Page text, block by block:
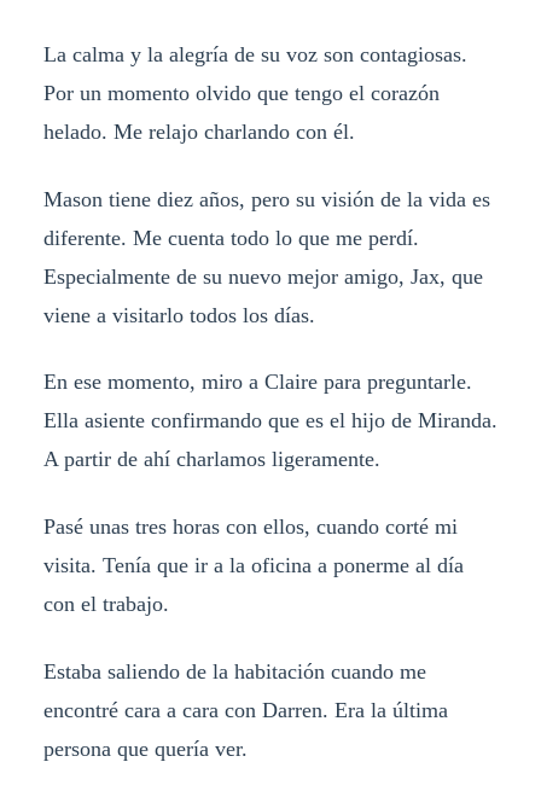
La calma y la alegría de su voz son contagiosas.
Por un momento olvido que tengo el corazón
helado. Me relajo charlando con él.
Mason tiene diez años, pero su visión de la vida es
diferente. Me cuenta todo lo que me perdí.
Especialmente de su nuevo mejor amigo, Jax, que
viene a visitarlo todos los días.
En ese momento, miro a Claire para preguntarle.
Ella asiente confirmando que es el hijo de Miranda.
A partir de ahí charlamos ligeramente.
Pasé unas tres horas con ellos, cuando corté mi
visita. Tenía que ir a la oficina a ponerme al día
con el trabajo.
Estaba saliendo de la habitación cuando me
encontré cara a cara con Darren. Era la última
persona que quería ver.